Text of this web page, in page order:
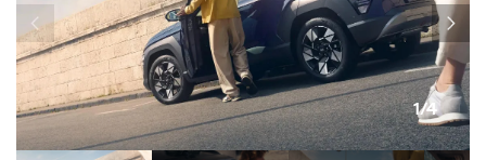
1/4